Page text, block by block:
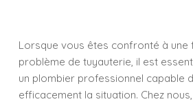
Lorsque vous êtes confronté à une
problème de tuyauterie, il est
un plombier professionnel capable
efficacement la situation. Chez